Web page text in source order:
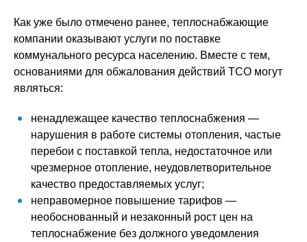
Как уже было отмечено ранее, теплоснабжающие
компании оказывают услуги по поставке
коммунального ресурса населению. Вместе с тем,
основаниями для обжалования действий ТСО могут
являться:
ненадлежащее качество теплоснабжения —
нарушения в работе системы отопления, частые
перебои с поставкой тепла, недостаточное или
чрезмерное отопление, неудовлетворительное
качество предоставляемых услуг;
неправомерное повышение тарифов —
необоснованный и незаконный рост цен на
теплоснабжение без должного уведомления